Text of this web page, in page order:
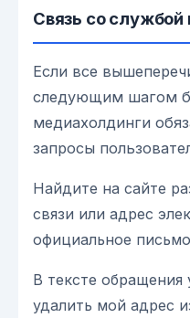
Связь со
Если все
следующим шагом
медиахолдинги
запросы
Найдите на сайте
связи или адрес
официальное
В тексте
удалить мой адрес